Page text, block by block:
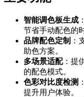
智能调色板生成
节省手动配色的
品牌配色定制 ：
助色方案。
多场景适配：提
的配色模式。
色彩对比度检测
提升用户体验。